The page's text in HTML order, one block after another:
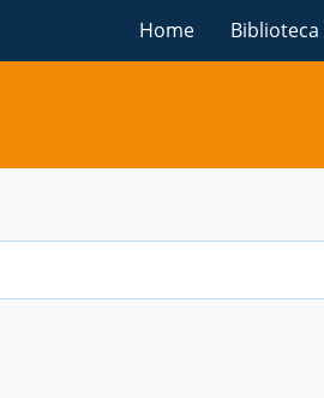
Home Biblioteca